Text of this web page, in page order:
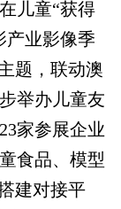
儿童“获得
产业影像季
题，联动澳
举办儿童友
家参展企业
食品、模型
建对接平